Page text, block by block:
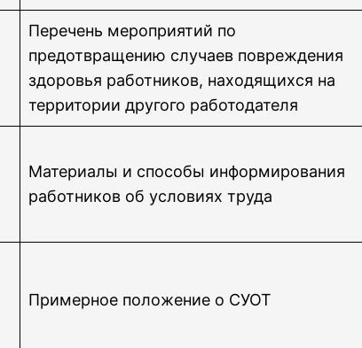
Перечень мероприятий по
предотвращению случаев повреждения
здоровья работников, находящихся на
территории другого работодателя
Материалы и способы информирования
работников об условиях труда
Примерное положение о СУОТ